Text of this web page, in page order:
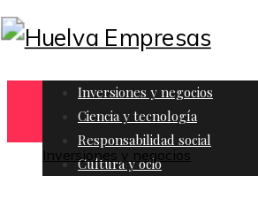
Inversiones y negocios
Ciencia y tecnología
Responsabilidad social
Cultura y ocio
Inversiones y negocios